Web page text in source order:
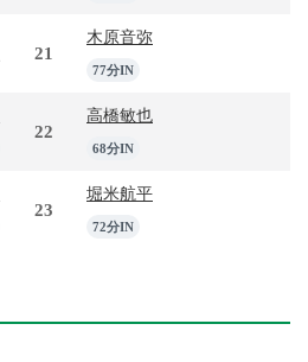
21
木原音弥
77分IN
22
高橋敏也
68分IN
23
堀米航平
72分IN